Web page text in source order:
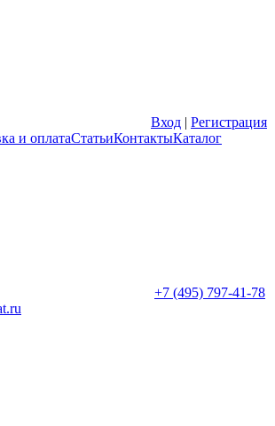
Вход | Регистрация
и оплатаСтатьиКонтактыКаталог
+7 (495) 797-41-78